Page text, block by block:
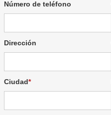
Número de teléfono
Dirección
Ciudad